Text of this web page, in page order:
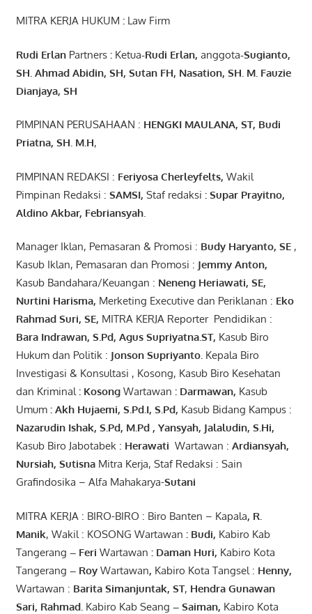
MITRA KERJA HUKUM : Law Firm
Rudi ErlanPartners : Ketua-Rudi Erlan, anggota-Sugianto,
SH. Ahmad Abidin, SH, SutanFH, Nasation, SH. M. Fauzie
Dianjaya, SH
PIMPINAN PERUSAHAAN : HENGKI MAULANA, ST, Budi
Priatna, SH. M.H,
PIMPINAN REDAKSI : Feriyosa Cherleyfelts, Wakil
Pimpinan Redaksi : SAMSI, Staf redaksi : Supar Prayitno,
Aldino Akbar, Febriansyah.
Manager Iklan, Pemasaran & Promosi : Budy Haryanto, SE,
Kasub Iklan, Pemasaran dan Promosi : Jemmy Anton,
Kasub Bandahara/Keuangan : Neneng Heriawati, SE,
Nurtini Harisma, Merketing Executive dan Periklanan : Eko
Rahmad Suri, SE, MITRA KERJA Reporter Pendidikan :
Bara Indrawan, S.Pd, Agus Supriyatna.ST, Kasub Biro
Hukum dan Politik : Jonson Supriyanto. Kepala Biro
Investigasi & Konsultasi , Kosong, Kasub Biro Kesehatan
dan Kriminal: KosongWartawan : Darmawan, Kasub
Umum : Akh Hujaemi, S.Pd.I, S.Pd, Kasub Bidang Kampus :
Nazarudin Ishak, S.Pd, M.Pd, Yansyah, Jalaludin, S.Hi,
Kasub Biro Jabotabek : Herawati Wartawan : Ardiansyah,
Nursiah, SutisnaMitra Kerja, Staf Redaksi : Sain
Grafindosika – Alfa Mahakarya-Sutani
MITRA KERJA : BIRO-BIRO : Biro Banten – Kapala, R.
Manik, Wakil : KOSONG Wartawan : Budi, Kabiro Kab
Tangerang – Feri Wartawan : Daman Huri, Kabiro Kota
Tangerang – RoyWartawan, Kabiro Kota Tangsel : Henny,
Wartawan : Barita Simanjuntak, ST, Hendra Gunawan
Sari, Rahmad. Kabiro Kab Seang – Saiman, Kabiro Kota